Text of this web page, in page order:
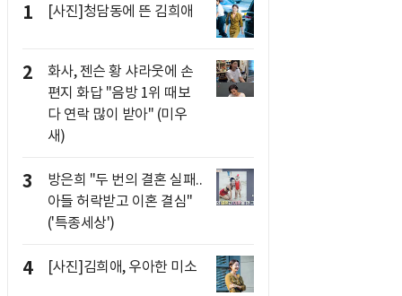
1 [사진]청담동에 뜬 김희애
2
화사, 젠슨 황 샤라웃에 손
편지 화답 "음방 1위 때보
다 연락 많이 받아" (미우
새)
3
방은희 "두 번의 결혼 실패..
아들 허락받고 이혼 결심"
('특종세상')
4 [사진]김희애, 우아한 미소